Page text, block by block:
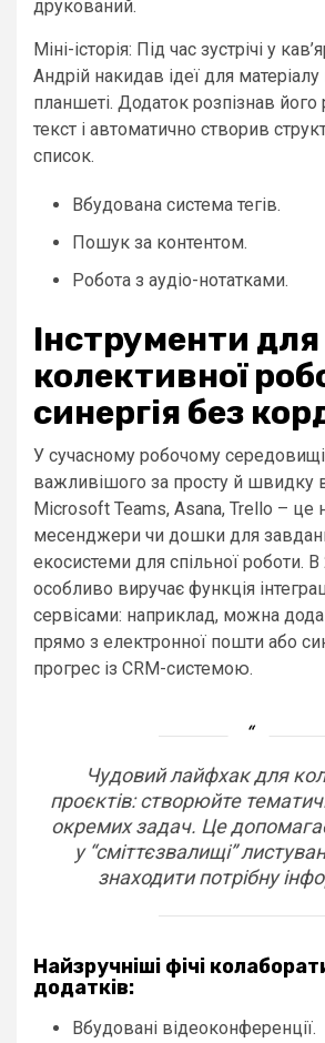
друкований.
Міні-історія: Під час зустрічі у
Андрій накидав ідеї для
планшеті. Додаток розпізнав його
текст і автоматично створив
список.
Вбудована система тегів.
Пошук за контентом.
Робота з аудіо-нотатками.
Інструменти для
колективної
синергія без
У сучасному робочому середовищі
важливішого за просту й швидку
Microsoft Teams, Asana, Trello – це
месенджери чи дошки для
екосистеми для спільної роботи. В
особливо виручає функція
сервісами: наприклад, можна
прямо з електронної пошти або
прогрес із CRM-системою.
Чудовий лайфхак для
проєктів: створюйте
окремих задач. Це
у “сміттєзвалищі”
знаходити потрібну
Найзручніші фічі
додатків:
Вбудовані відеоконференції.